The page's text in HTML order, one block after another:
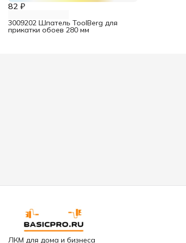
82 ₽
3009202 Шпатель ToolBerg для
прикатки обоев 280 мм
ЛКМ для дома и бизнеса